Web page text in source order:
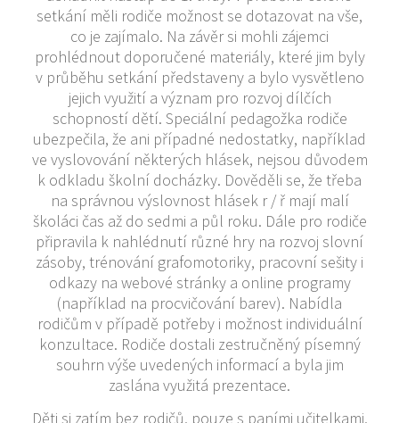
setkání měli rodiče možnost se dotazovat na vše,
co je zajímalo. Na závěr si mohli zájemci
prohlédnout doporučené materiály, které jim byly
v průběhu setkání představeny a bylo vysvětleno
jejich využití a význam pro rozvoj dílčích
schopností dětí. Speciální pedagožka rodiče
ubezpečila, že ani případné nedostatky, například
ve vyslovování některých hlásek, nejsou důvodem
k odkladu školní docházky. Dověděli se, že třeba
na správnou výslovnost hlásek r / ř mají malí
školáci čas až do sedmi a půl roku. Dále pro rodiče
připravila k nahlédnutí různé hry na rozvoj slovní
zásoby, trénování grafomotoriky, pracovní sešity i
odkazy na webové stránky a online programy
(například na procvičování barev). Nabídla
rodičům v případě potřeby i možnost individuální
konzultace. Rodiče dostali zestručněný písemný
souhrn výše uvedených informací a byla jim
zaslána využitá prezentace.
Děti si zatím bez rodičů, pouze s paními učitelkami,